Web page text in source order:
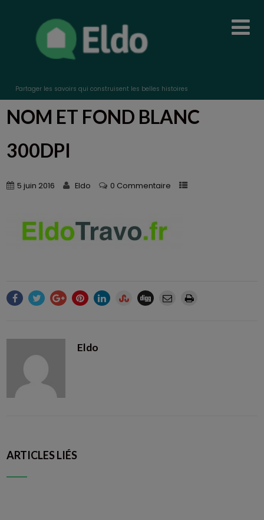
Partager les savoirs qui construisent les belles histoires
NOM ET FOND BLANC
300DPI
5 juin 2016 Eldo 0 Commentaire
Eldo
ARTICLES LIÉS